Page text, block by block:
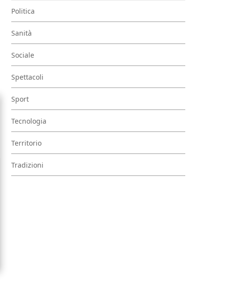
Politica
Sanità
Sociale
Spettacoli
Sport
Tecnologia
Territorio
Tradizioni